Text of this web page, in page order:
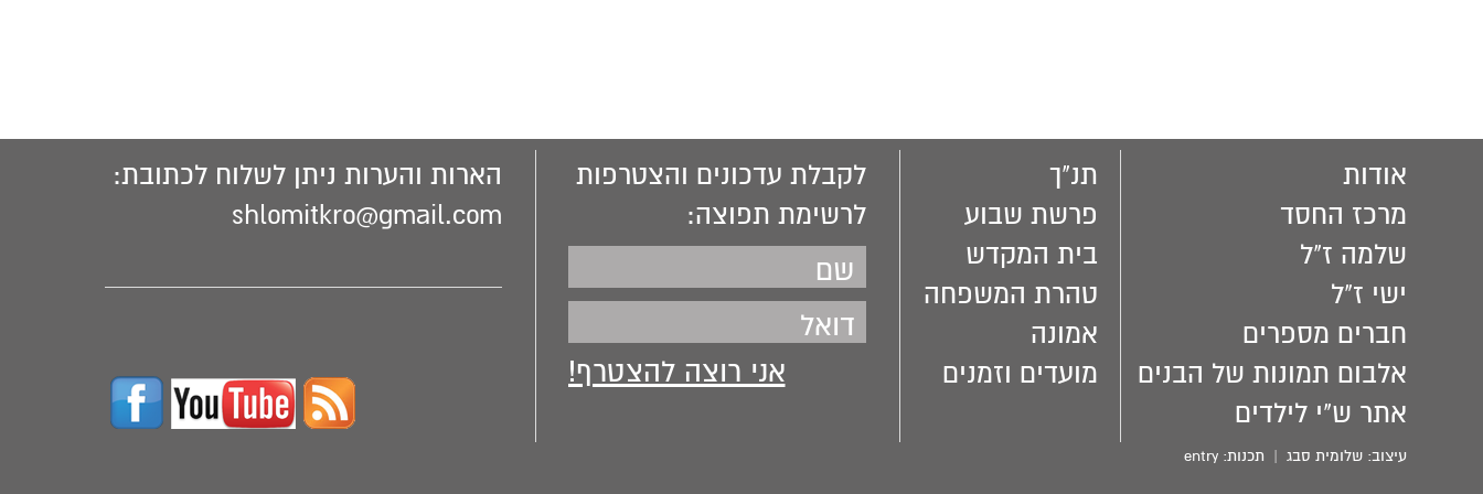
אודות
מרכז החסד
שלמה ז"ל
ישי ז"ל
חברים מספרים
אלבום תמונות של הבנים
אתר ש"י לילדים
תנ"ך
פרשת שבוע
בית המקדש
טהרת המשפחה
אמונה
מועדים וזמנים
לקבלת עדכונים והצטרפות
לרשימת תפוצה:
הארות והערות ניתן לשלוח לכתובת:
shlomitkro@gmail.com
עיצוב:שלומית סבג | תכנות:entry